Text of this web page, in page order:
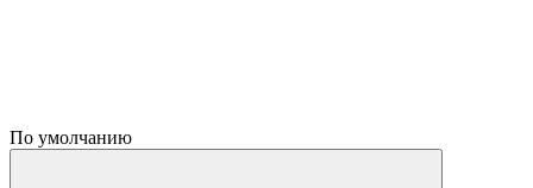
По умолчанию